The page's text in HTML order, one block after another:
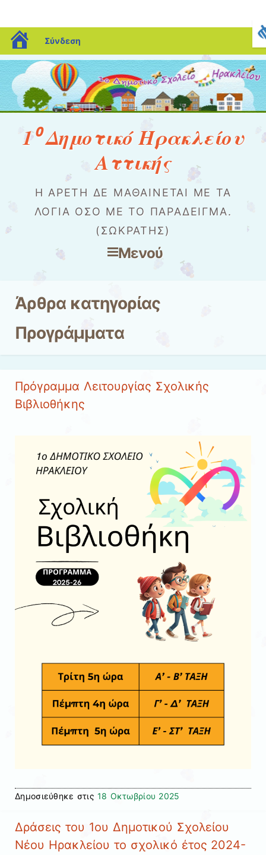
blogs.sch.gr
Σύνδεση
1⁰ Δημοτικό Ηρακλείου
Αττικής
Η ΑΡΕΤΉ ΔΕ ΜΑΘΑΊΝΕΤΑΙ ΜΕ ΤΑ
ΛΌΓΙΑ ΌΣΟ ΜΕ ΤΟ ΠΑΡΆΔΕΙΓΜΑ.
(ΣΩΚΡΆΤΗΣ)
Μενού
Άρθρα κατηγορίας
Προγράμματα
Πρόγραμμα Λειτουργίας Σχολικής
Βιβλιοθήκης
Δημοσιεύθηκε στις 18 Οκτωβρίου 2025
Δράσεις του 1ου Δημοτικού Σχολείου
Νέου Ηρακλείου το σχολικό έτος 2024-